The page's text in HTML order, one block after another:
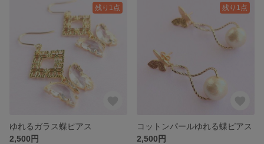
残り1点
ゆれるガラス蝶ピアス
2,500円
残り1点
コットンパールゆれる蝶ピアス
2,500円